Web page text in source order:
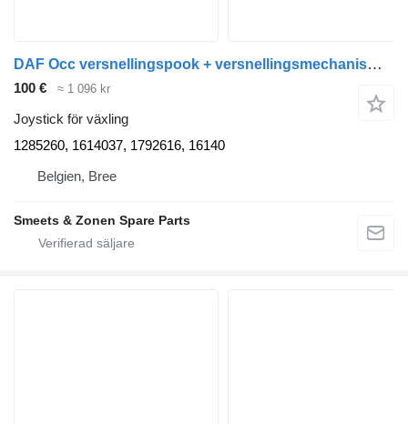
DAF Occ versnellingspook + versnellingsmechanisme 1285260 joystick för växling till lastbil
100 € ≈ 1 096 kr
Joystick för växling
1285260, 1614037, 1792616, 16140
Belgien, Bree
Smeets & Zonen Spare Parts